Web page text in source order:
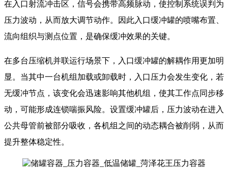
在入口射流冲击区，信号会携带高频脉动，使控制系统误判为
压力波动，从而放大调节动作。因此入口缓冲罐的喷嘴布置、
流向组织与测点位置，是确保缓冲效果的关键。
在多台压缩机并联运行场景下，入口缓冲罐的解耦作用更加明
显。当其中一台机组加载或卸载时，入口压力会发生变化，若
无缓冲节点，该变化会迅速影响其他机组，使其工作点同步移
动，可能形成连锁喘振风险。设置缓冲罐后，压力波动在进入
公共母管前被部分吸收，各机组之间的动态耦合被削弱，从而
提升整体稳定性。